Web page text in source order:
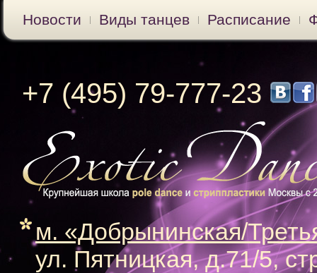
Новости Виды танцев Расписание
+7 (495) 79-777-23
м. «Добрынинская/
ул. Пятницкая, д.71/5,